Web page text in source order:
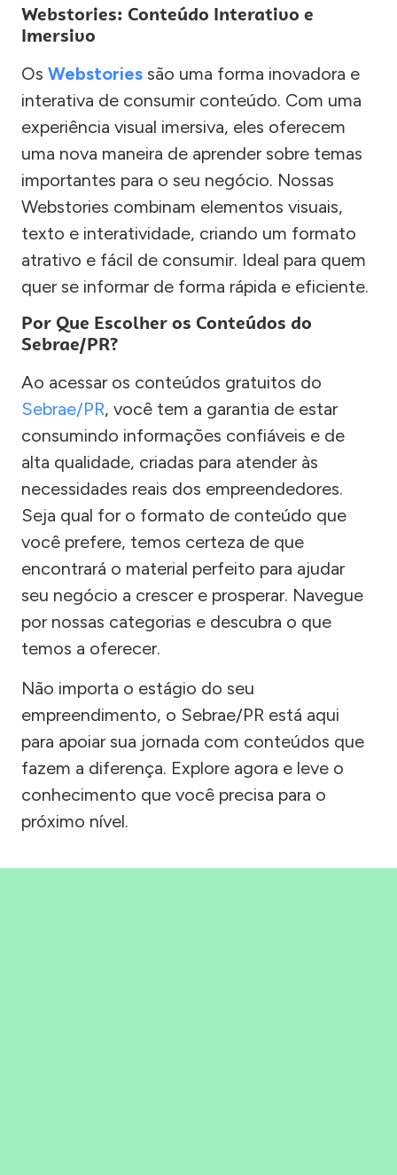
Webstories: Conteúdo Interativo e
Imersivo
Os Webstories são uma forma inovadora e
interativa de consumir conteúdo. Com uma
experiência visual imersiva, eles oferecem
uma nova maneira de aprender sobre temas
importantes para o seu negócio. Nossas
Webstories combinam elementos visuais,
texto e interatividade, criando um formato
atrativo e fácil de consumir. Ideal para quem
quer se informar de forma rápida e eficiente.
Por Que Escolher os Conteúdos do
Sebrae/PR?
Ao acessar os conteúdos gratuitos do
Sebrae/PR, você tem a garantia de estar
consumindo informações confiáveis e de
alta qualidade, criadas para atender às
necessidades reais dos empreendedores.
Seja qual for o formato de conteúdo que
você prefere, temos certeza de que
encontrará o material perfeito para ajudar
seu negócio a crescer e prosperar. Navegue
por nossas categorias e descubra o que
temos a oferecer.
Não importa o estágio do seu
empreendimento, o Sebrae/PR está aqui
para apoiar sua jornada com conteúdos que
fazem a diferença. Explore agora e leve o
conhecimento que você precisa para o
próximo nível.